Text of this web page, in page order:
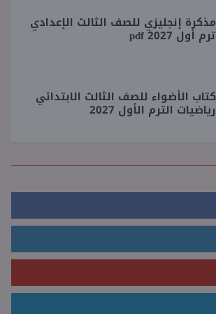
مذكرة إنجليزي للصف الثالث الإعدادي
ترم أول 2027 pdf
كتاب الأضواء للصف الثالث الابتدائي
رياضيات الترم الأول 2027